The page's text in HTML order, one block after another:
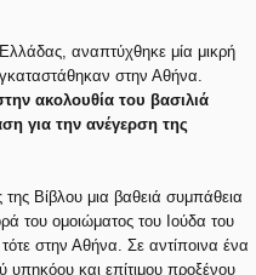
αναπτύχθηκε μία μικρή
στην Αθήνα.
ακολουθία του βασιλιά
για την ανέγερση της
Βίβλου μια βαθειά συμπάθεια
του ομοιώματος του Ιούδα του
στην Αθήνα. Σε αντίποινα ένα
υπηκόου και επίτιμου προξένου